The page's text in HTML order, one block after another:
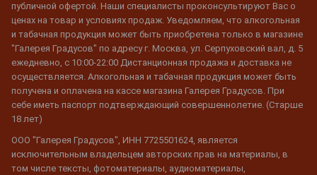
публичной офертой. Наши специалисты проконсультируют Вас о
ценах на товар и условиях продаж. Уведомляем, что алкогольная
и табачная продукция может быть приобретена только в магазине
"Галерея Градусов" по адресу г. Москва, ул. Серпуховский вал, д. 5
ежедневно, с 10:00-22:00 Дистанционная продажа и доставка не
осуществляется. Алкогольная и табачная продукция может быть
получена и оплачена на кассе магазина Галерея Градусов. При
себе иметь паспорт подтверждающий совершеннолетие. (Старше
18 лет)
ООО "Галерея Градусов", ИНН 7725501624, является
исключительным владельцем авторских прав на материалы, в
том числе тексты, фотоматериалы, аудиоматериалы,